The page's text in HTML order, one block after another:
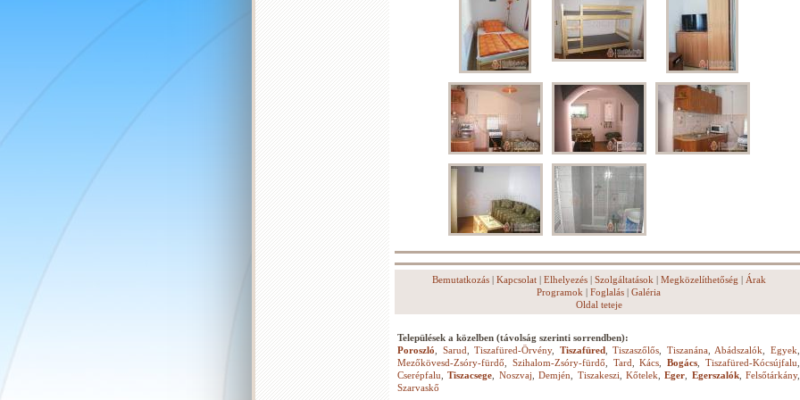
Bemutatkozás| Kapcsolat| Elhelyezés| Szolgáltatások | Megközelíthetőség | Árak
Programok | Foglalás | Galéria
Oldal teteje
Települések a közelben (távolság szerinti sorrendben):
Poroszló
Sarud ,Tiszafüred-Örvény, Tiszafüred,Tiszaszőlős Tiszanána, Abádszalók ,Egyek
Mezőkövesd-Zsóry-fürdő
Szihalom-Zsóry-fürdő Tard ,Kács ,Bogács ,Tiszafüred-Kócsújfalu
Cserépfalu ,Tiszacsege Noszvaj ,Demjén Tiszakeszi Kőtelek ,Eger Egerszalók, Felsőtárkány,
Szarvaskő